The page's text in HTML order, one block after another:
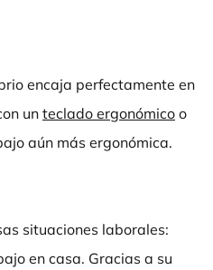
encaja perfectamente en
un teclado ergonómico o
aún más ergonómica.
situaciones laborales:
en casa. Gracias a su